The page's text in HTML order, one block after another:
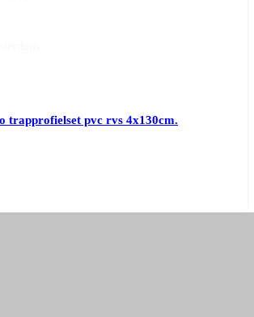
trapprofielset pvc rvs 4x130cm.